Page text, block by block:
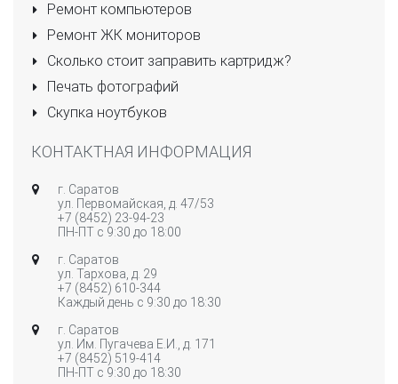
Ремонт компьютеров
Ремонт ЖК мониторов
Сколько стоит заправить картридж?
Печать фотографий
Скупка ноутбуков
КОНТАКТНАЯ ИНФОРМАЦИЯ
г. Саратов
ул. Первомайская, д. 47/53
+7 (8452) 23-94-23
ПН-ПТ с 9:30 до 18:00
г. Саратов
ул. Тархова, д. 29
+7 (8452) 610-344
Каждый день с 9:30 до 18:30
г. Саратов
ул. Им. Пугачева Е.И., д. 171
+7 (8452) 519-414
ПН-ПТ c 9:30 до 18:30